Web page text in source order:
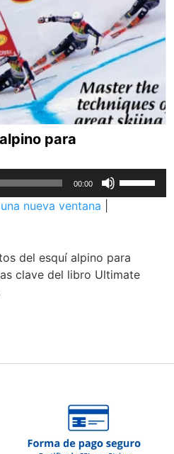
para
00:00
arriba/abajo
para
volumen.
nueva ventana
del esquí alpino para
clave del libro Ultimate